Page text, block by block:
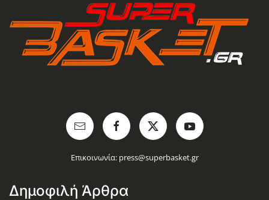
Επικοινωνία: press@superbasket.gr
Δημοφιλή Άρθρα